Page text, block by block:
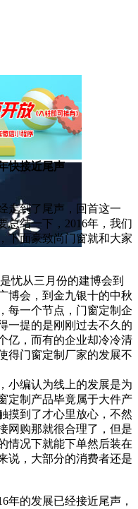
快接近尾声
走到了尾声，回首这一
总结一下，2016年，我们
下面豪致尚门窗就和大家
忧从三月份的建博会到
博会，到金九银十的中秋
每一个节点，门窗定制企
一提的是刚刚过去不久的
亿，而有的企业却冷冷清
得门窗定制厂家的发展不
小编认为线上的发展是为
定制产品毕竟属于大件产
摸到了才心里放心，不然
网购那就很合理了，但是
情况下就能下单然后装在
说，大部分的消费者还是
年的发展已经接近尾声，